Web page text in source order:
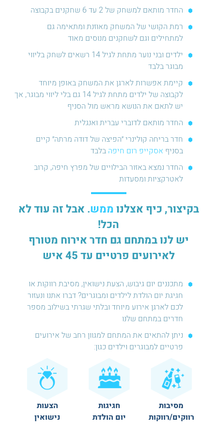
החדר מותאם למשחק של 2 עד 6 שחקנים בקבוצה
רמת הקושי של המשחק מאוזנת ומתאימה גם
למתחילים וגם לשחקנים מנוסים מאוד
ילדים ובני נוער מתחת לגיל 14 רשאים לשחק בליווי
מבוגר בלבד
קיימת אפשרות לארגן את המשחק באופן מיוחד
לקבוצה של ילדים מתחת לגיל 14 גם בלי ליווי מבוגר, אך
יש לתאם את הנושא מראש מול הסניף
החדר מותאם לדוברי עברית ואנגלית
חדר בריחה קולינרי ״הפיצה של דודה מרתה״ קיים
בסניף אסקייפ רום חיפה בלבד
החדר נמצא באזור הבילויים של מפרץ חיפה, קרוב
לאטרקציות ומסעדות
בקיצור, כיף אצלנוממש. אבל זה עוד לא
הכל!
יש לנו במתחם גם חדר אירוח מטורף
לאירועים פרטיים עד 45 איש
מתכננים יום גיבוש, הצעת נישואין, מסיבת רווקות או
חגיגת יום הולדת לילדים ומבוגרים? דברו אתנו ונעזור
לכם לארגן אירוע מיוחד ובלתי שגרתי בשילוב מספר
חדרים במתחם שלנו
ניתן להתאים את המתחם למגוון רחב של אירועים
פרטיים למבוגרים וילדים כגון:
מסיבות
רווקים/רווקות
חגיגות
יום הולדת
הצעות
נישואין